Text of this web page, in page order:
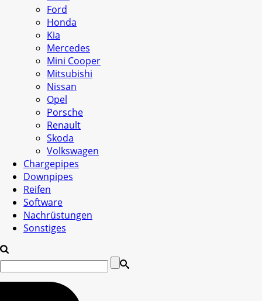
Ford
Honda
Kia
Mercedes
Mini Cooper
Mitsubishi
Nissan
Opel
Porsche
Renault
Skoda
Volkswagen
Chargepipes
Downpipes
Reifen
Software
Nachrüstungen
Sonstiges